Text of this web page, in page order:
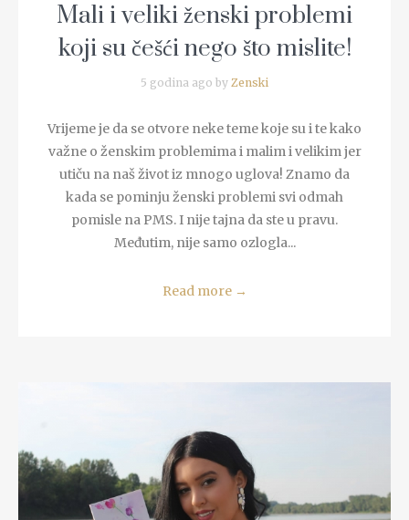
Mali i veliki ženski problemi
koji su češći nego što mislite!
5 godina ago by Zenski
Vrijeme je da se otvore neke teme koje su i te kako
važne o ženskim problemima i malim i velikim jer
utiču na naš život iz mnogo uglova! Znamo da
kada se pominju ženski problemi svi odmah
pomisle na PMS. I nije tajna da ste u pravu.
Međutim, nije samo ozlogla...
Read more →
READ MORE